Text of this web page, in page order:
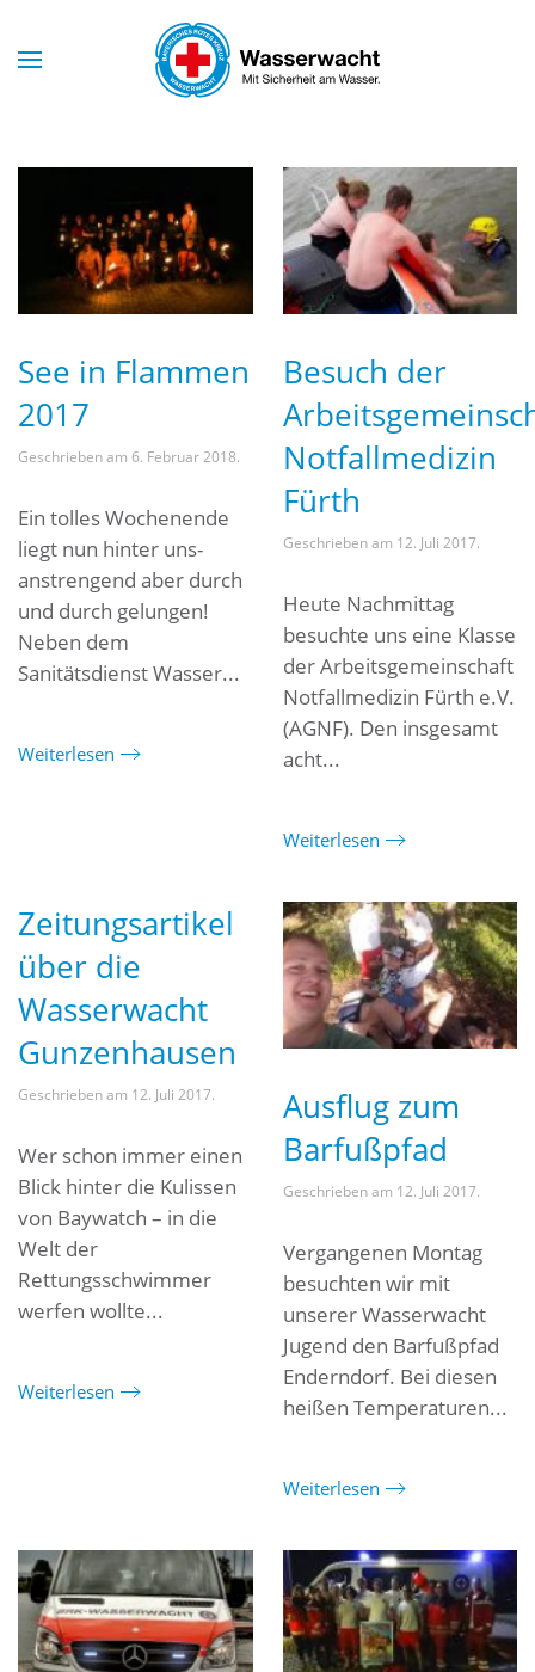
Skip to main content
See in Flammen
2017
Geschrieben am 6. Februar 2018.
Ein tolles Wochenende
liegt nun hinter uns-
anstrengend aber durch
und durch gelungen!
Neben dem
Sanitätsdienst Wasser...
Weiterlesen
Besuch der
Notfallmedizin
Fürth
Geschrieben am 12. Juli 2017.
Heute Nachmittag
besuchte uns eine Klasse
der Arbeitsgemeinschaft
Notfallmedizin Fürth e.V.
(AGNF). Den insgesamt
acht...
Weiterlesen
Zeitungsartikel
über die
Wasserwacht
Gunzenhausen
Geschrieben am 12. Juli 2017.
Wer schon immer einen
Blick hinter die Kulissen
von Baywatch – in die
Welt der
Rettungsschwimmer
werfen wollte...
Weiterlesen
Ausflug zum
Barfußpfad
Geschrieben am 12. Juli 2017.
Vergangenen Montag
besuchten wir mit
unserer Wasserwacht
Jugend den Barfußpfad
Enderndorf. Bei diesen
heißen Temperaturen...
Weiterlesen